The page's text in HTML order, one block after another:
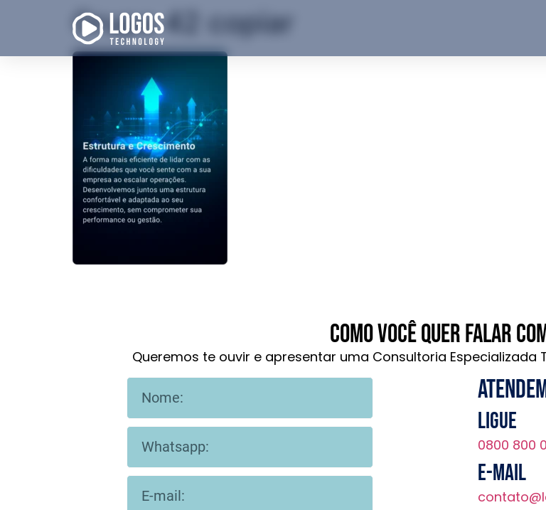
Grupo 42 copiar
Como você quer falar
Queremos te ouvir e apresentar uma Consultoria Especializada
Ligue
0800 800
E-mail